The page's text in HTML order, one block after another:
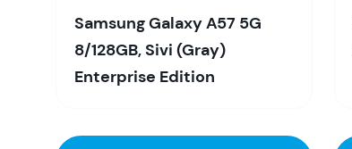
Samsung Galaxy A57 5G
8/128GB, Sivi (Gray)
Enterprise Edition